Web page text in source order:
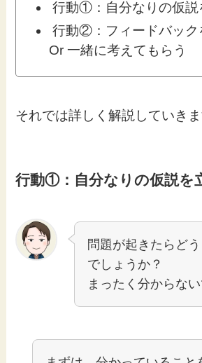
行動①：自分なりの仮説
行動②：フィードバック
Or 一緒に考えてもらう
それでは詳しく解説していきま
行動①：自分なりの仮説を
問題が起きたらど
でしょうか？
まったく分からな